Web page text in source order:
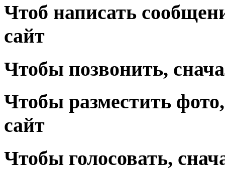
Чтоб написать
сайт
Чтобы позвонить,
Чтобы разместить
сайт
Чтобы голосовать,